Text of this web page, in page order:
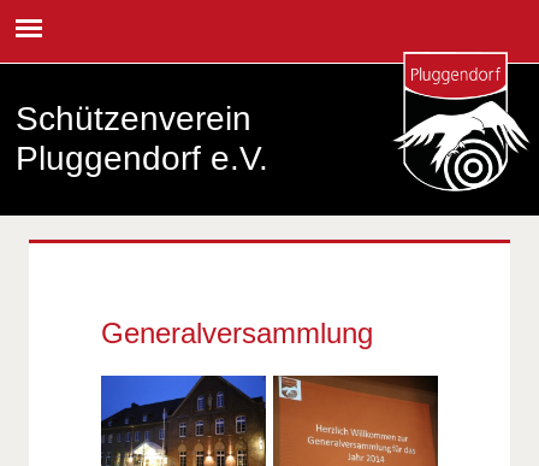
Schützenverein
Pluggendorf e.V.
Generalversammlung